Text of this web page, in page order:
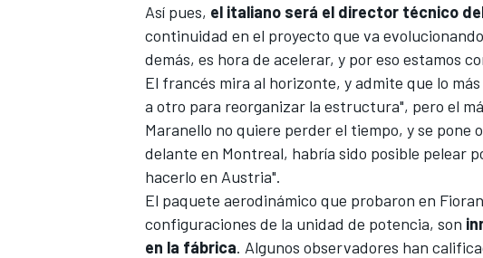
Así pues, el italiano será el director técnico
continuidad en el proyecto que va
demás, es hora de acelerar, y por eso estamos
El francés mira al horizonte, y admite que lo
a otro para reorganizar la estructura", pero el
Maranello no quiere perder el tiempo, y se pone
delante en Montreal, habría sido posible pelear
hacerlo en Austria".
El paquete aerodinámico que probaron en
configuraciones de la unidad de potencia, son
en la fábrica. Algunos observadores han